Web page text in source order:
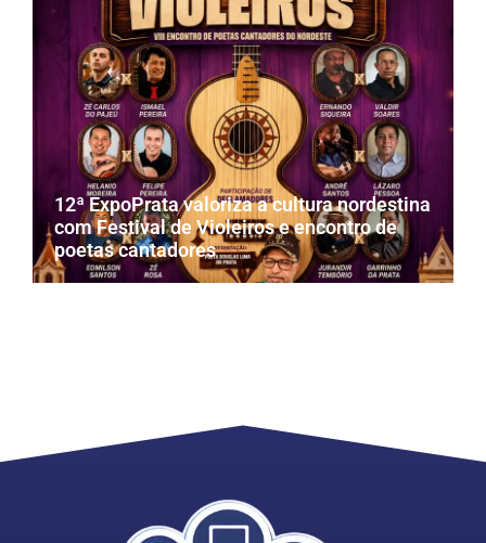
12ª ExpoPrata valoriza a cultura nordestina
com Festival de Violeiros e encontro de
poetas cantadores